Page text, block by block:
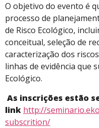
O objetivo do evento é
processo de
de Risco Ecológico,
conceitual, seleção de
caracterização dos
linhas de evidência que
Ecológico.
As inscrições estão
link http://
subscrition/